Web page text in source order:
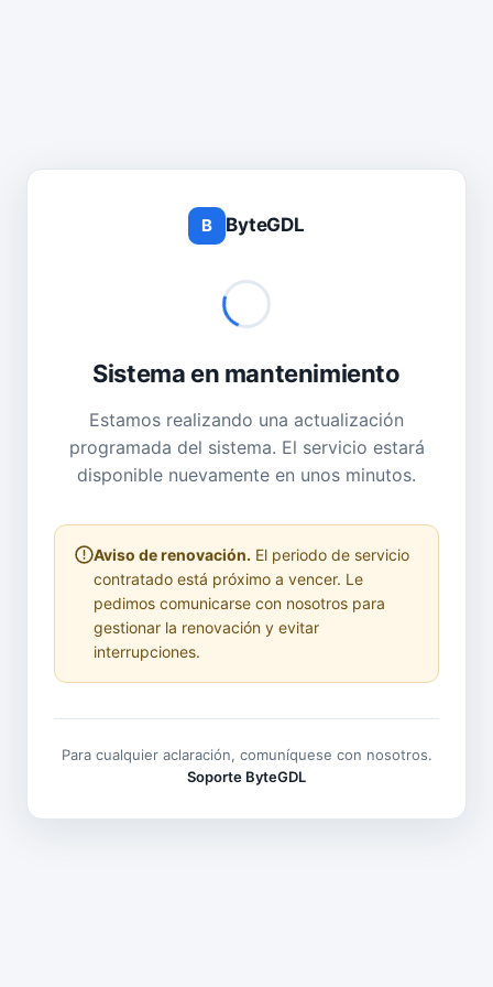
B ByteGDL
Sistema en mantenimiento
Estamos realizando una actualización
programada del sistema. El servicio estará
disponible nuevamente en unos minutos.
Aviso de renovación. El periodo de servicio
contratado está próximo a vencer. Le
pedimos comunicarse con nosotros para
gestionar la renovación y evitar
interrupciones.
Para cualquier aclaración, comuníquese con nosotros.
Soporte ByteGDL